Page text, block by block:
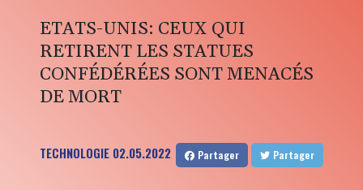
ETATS-UNIS: CEUX QUI
RETIRENT LES STATUES
CONFÉDÉRÉES SONT MENACÉS
DE MORT
TECHNOLOGIE 02.05.2022 Partager Partager